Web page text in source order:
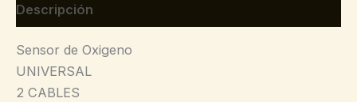
Descripción
Sensor de Oxigeno
UNIVERSAL
2 CABLES